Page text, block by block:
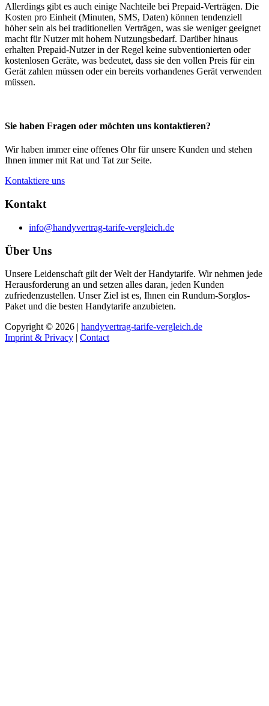
Allerdings gibt es auch einige Nachteile bei Prepaid-Verträgen. Die
Kosten pro Einheit (Minuten, SMS, Daten) können tendenziell
höher sein als bei traditionellen Verträgen, was sie weniger geeignet
macht für Nutzer mit hohem Nutzungsbedarf. Darüber hinaus
erhalten Prepaid-Nutzer in der Regel keine subventionierten oder
kostenlosen Geräte, was bedeutet, dass sie den vollen Preis für ein
Gerät zahlen müssen oder ein bereits vorhandenes Gerät verwenden
müssen.
Sie haben Fragen oder möchten uns kontaktieren?
Wir haben immer eine offenes Ohr für unsere Kunden und stehen
Ihnen immer mit Rat und Tat zur Seite.
Kontaktiere uns
Kontakt
info@handyvertrag-tarife-vergleich.de
Über Uns
Unsere Leidenschaft gilt der Welt der Handytarife. Wir nehmen jede
Herausforderung an und setzen alles daran, jeden Kunden
zufriedenzustellen. Unser Ziel ist es, Ihnen ein Rundum-Sorglos-
Paket und die besten Handytarife anzubieten.
Copyright © 2026 | handyvertrag-tarife-vergleich.de
Imprint & Privacy | Contact